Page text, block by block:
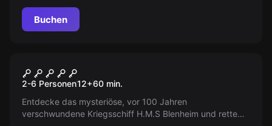
Buchen
Message in the Bottle
2-6 Personen12+60 min.
Entdecke das mysteriöse, vor 100 Jahren
verschwundene Kriegsschiff H.M.S Blenheim und rette